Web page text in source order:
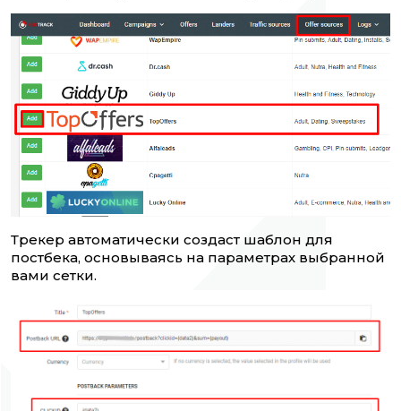
Трекер автоматически создаст шаблон для
постбека, основываясь на параметрах выбранной
вами сетки.